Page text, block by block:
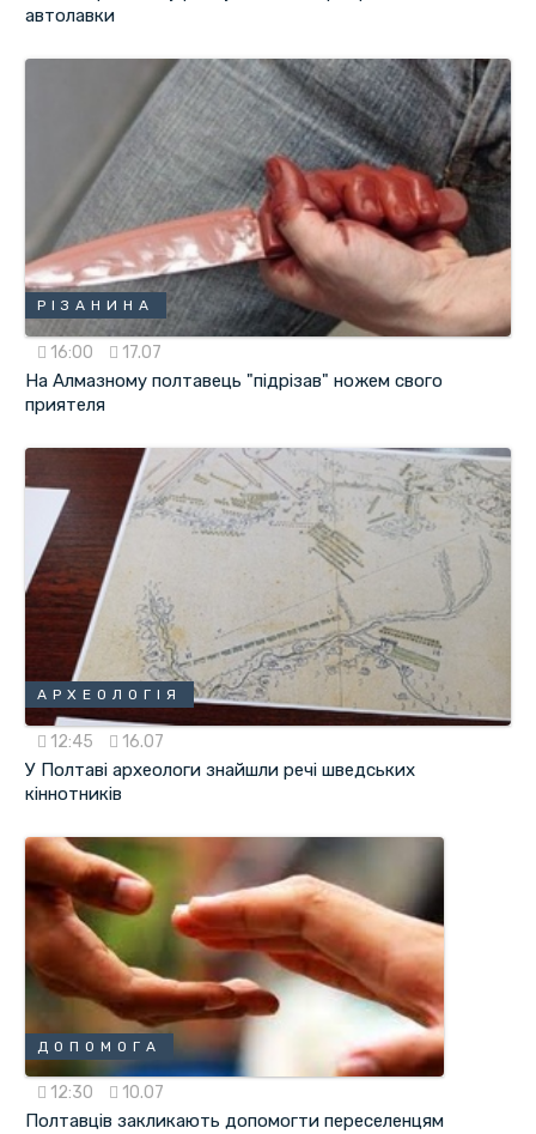
автолавки
РІЗАНИНА
16:00 17.07
На Алмазному полтавець "підрізав" ножем свого
приятеля
АРХЕОЛОГІЯ
12:45 16.07
У Полтаві археологи знайшли речі шведських
кіннотників
ДОПОМОГА
12:30 10.07
Полтавців закликають допомогти переселенцям